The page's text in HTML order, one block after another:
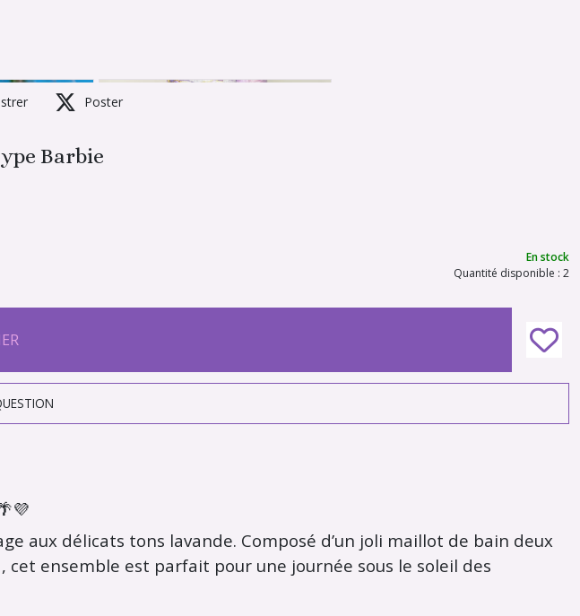
Poster
Barbie
En stock
Quantité disponible : 2
aux délicats tons lavande. Composé d’un joli maillot de bain deux
cet ensemble est parfait pour une journée sous le soleil des